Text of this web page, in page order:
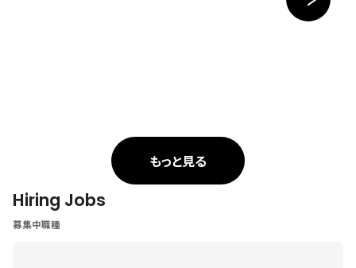
もっと見る
Hiring Jobs
募集中職種